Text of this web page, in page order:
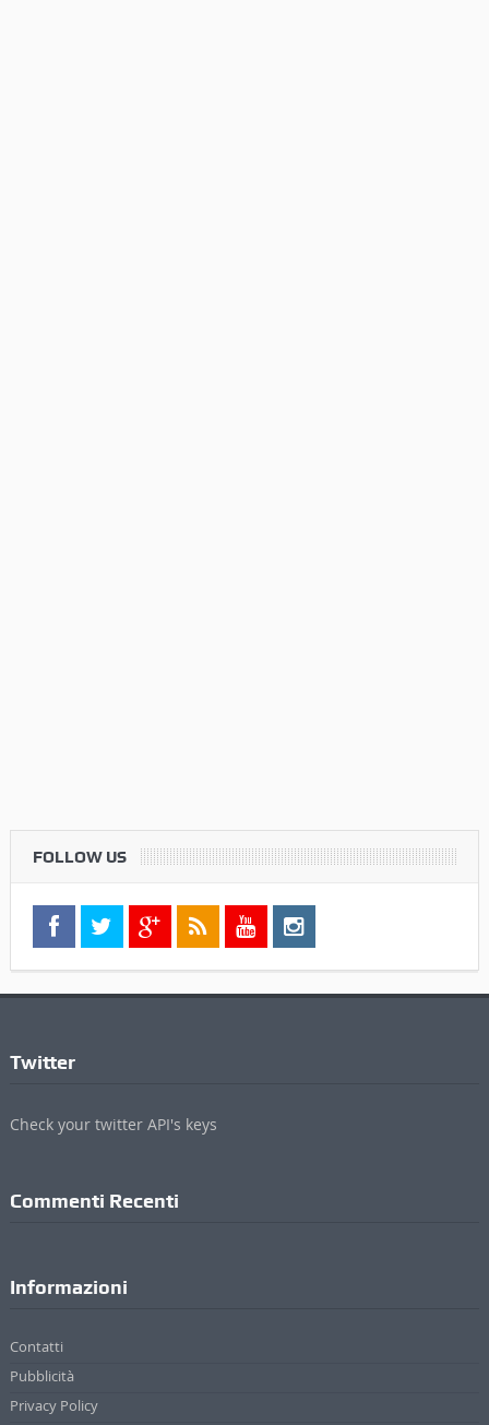
FOLLOW US
Twitter
Check your twitter API's keys
Commenti Recenti
Informazioni
Contatti
Pubblicità
Privacy Policy